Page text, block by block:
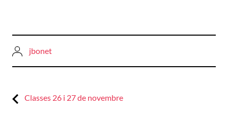
jbonet
Navegació
Previous:
Classes 26 i 27 de novembre